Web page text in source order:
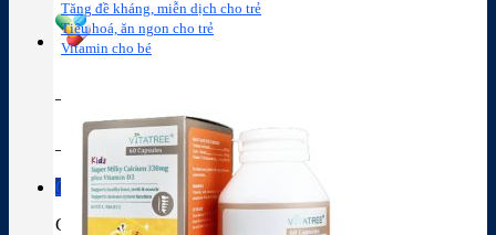
Thành phần thuốc
Giỏ hàng
Giỏ hàng
Tăng đề kháng, miễn dịch cho trẻ
Tiêu hoá, ăn ngon cho trẻ
Vitamin cho bé